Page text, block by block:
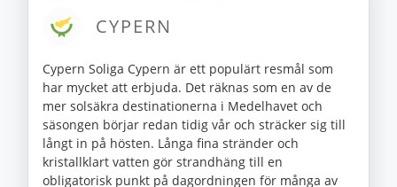
CYPERN
Cypern Soliga Cypern är ett populärt resmål som
har mycket att erbjuda. Det räknas som en av de
mer solsäkra destinationerna i Medelhavet och
säsongen börjar redan tidig vår och sträcker sig till
långt in på hösten. Långa fina stränder och
kristallklart vatten gör strandhäng till en
obligatorisk punkt på dagordningen för många av